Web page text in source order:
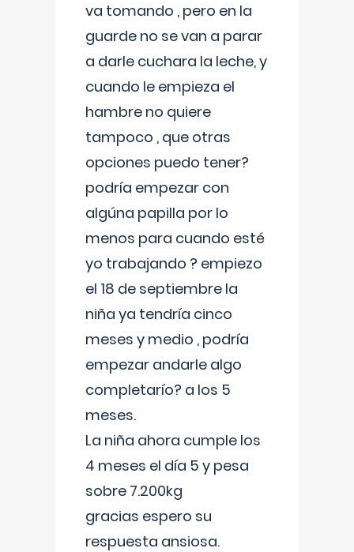
va tomando , pero en la
guarde no se van a parar
a darle cuchara la leche, y
cuando le empieza el
hambre no quiere
tampoco , que otras
opciones puedo tener?
podría empezar con
algúna papilla por lo
menos para cuando esté
yo trabajando ? empiezo
el 18 de septiembre la
niña ya tendría cinco
meses y medio , podría
empezar andarle algo
completarío? a los 5
meses.
La niña ahora cumple los
4 meses el día 5 y pesa
sobre 7.200kg
gracias espero su
respuesta ansiosa.